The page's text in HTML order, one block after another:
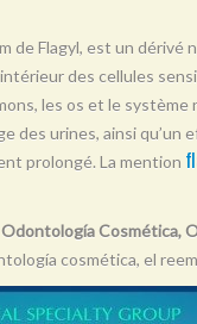
de Flagyl, est un
des cellules
les os et le
urines, ainsi qu’un
prolongé. La mention
Cosmética,
cosmética, el